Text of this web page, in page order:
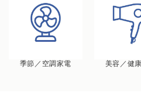
季節／空調家電 美容／健